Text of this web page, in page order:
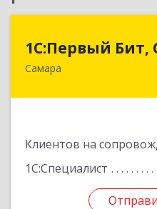
1С:Первый Бит,
Самара
Клиентов на
1С:Специалист
443013, Самарская